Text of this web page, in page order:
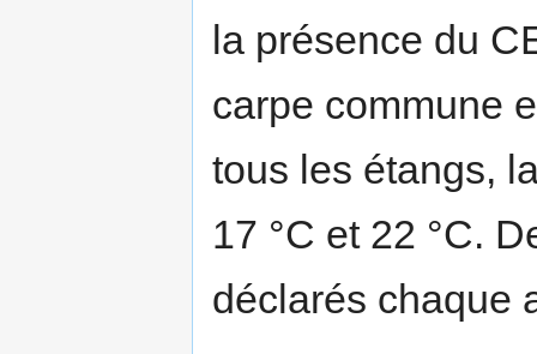
la présence du
carpe commune
tous les étangs,
17 °C et 22 °C.
déclarés chaque